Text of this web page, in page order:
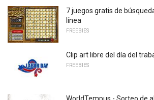
7 juegos gratis de
línea
FREEBIES
Clip art libre del día del
FREEBIES